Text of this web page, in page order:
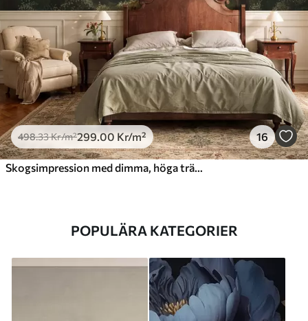
498.33Kr/m²299.00 Kr/m² 16
POPULÄRA KATEGORIER